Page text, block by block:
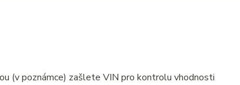
(v poznámce) zašlete VIN pro kontrolu vhodnosti